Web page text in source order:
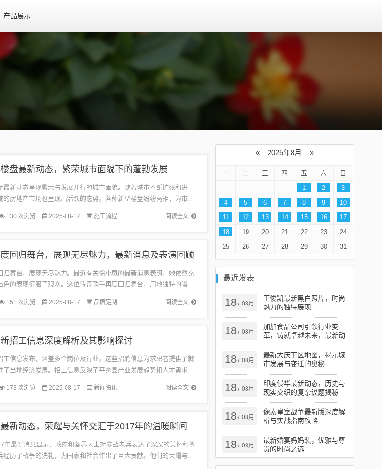
产品展示
盘最新动态，繁荣城市面貌下的蓬勃发展
最新动态呈现繁荣与发展并行的城市面貌。随着城市不断扩张和进
的房地产市场也呈现出活跃的态势。各种新型楼盘纷纷亮相，为市民
的居住选择。这些楼盘不仅注重外观设计，还注重配套设施和居住环
阅读全文
130 次浏览 2025-08-17 施工流程
回归舞台，展现无尽魅力，最新消息及表演回顾
归舞台，展现无尽魅力。最近有关徐小凤的最新消息表明，她依然充
色的表现征服了观众。这位传奇歌手再度回归舞台，用她独特的嗓音
无数人的心。她的演出令人期待已久，展现了她在音乐领域的卓越
阅读全文
151 次浏览 2025-08-17 品牌定制
招工信息深度解析及其影响探讨
工信息发布，涵盖多个岗位及行业。这些招聘信息为求职者提供了就
了当地经济发展。招工信息反映了平乡县产业发展趋势和人才需求，
构调整和劳动力市场配置产生深远影响。平乡县最新招工信息广泛
阅读全文
173 次浏览 2025-08-17 新闻资讯
新动态，荣耀与关怀交汇于2017年的温暖瞬间
年最新消息显示，政府和各界人士对参战老兵表达了深深的关怀和尊
经历了战争的洗礼，为国家和社会作出了巨大贡献。他们的荣耀与付
的认可和关怀，社会在各个方面都在积极为他们提供帮助和支持...
« 2025年8月 »
一 二 三 四 五 六
日
1
2
3
4
5 6 7 8 9
10
11
12 13 14 15 16
17
18
19 20 21 22 23
24
25
26 27 28 29 30 31
最近发表
18/ 08月
王俊凯最新黑白照片，时尚
魅力的独特展现
18/ 08月
加加食品公司引领行业变
革，铸就卓越未来，最新动
态揭秘公司进展
18/ 08月
最新大庆市区地图，揭示城
市发展与变迁的奥秘
18/ 08月
印度侵华最新动态，历史与
现实交织的复杂议题揭秘
18/ 08月
像素皇室战争最新版深度解
析与实战指南攻略
18/ 08月
最新婚宴妈妈装，优雅与尊
贵的时尚之选